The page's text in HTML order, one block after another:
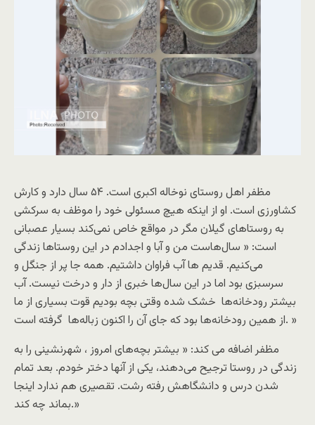
مظفر اهل روستای نوخاله اکبری است. ۵۴ سال دارد و کارش
کشاورزی است. او از اینکه هیچ مسئولی خود را موظف به سرکشی
به روستاهای گیلان مگر در مواقع خاص نمی‌کند بسیار عصبانی
است: « سال‌هاست من و آبا و اجدادم در این روستاها زندگی
می‌کنیم. قدیم ها آب فراوان داشتیم. همه جا پر از جنگل و
سرسبزی بود اما در این سال‌ها خبری از دار و درخت نیست. آب
بیشتر رودخانه‌ها خشک شده وقتی بچه بودیم قوت بسیاری از ما
از همین رودخانه‌ها بود که جای آن را اکنون زباله‌ها گرفته است. »
مظفر اضافه می کند: « بیشتر بچه‌های امروز ، شهرنشینی را به
زندگی در روستا ترجیح می‌دهند، یکی از آنها دختر خودم. بعد تمام
شدن درس و دانشگاهش رفته رشت. تقصیری هم ندارد اینجا
بماند چه کند.»